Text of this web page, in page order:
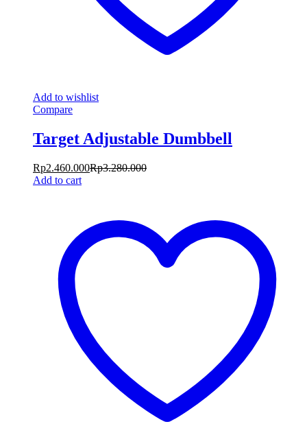
Add to wishlist
Compare
Target Adjustable Dumbbell
Rp2.460.000Rp3.280.000
Add to cart